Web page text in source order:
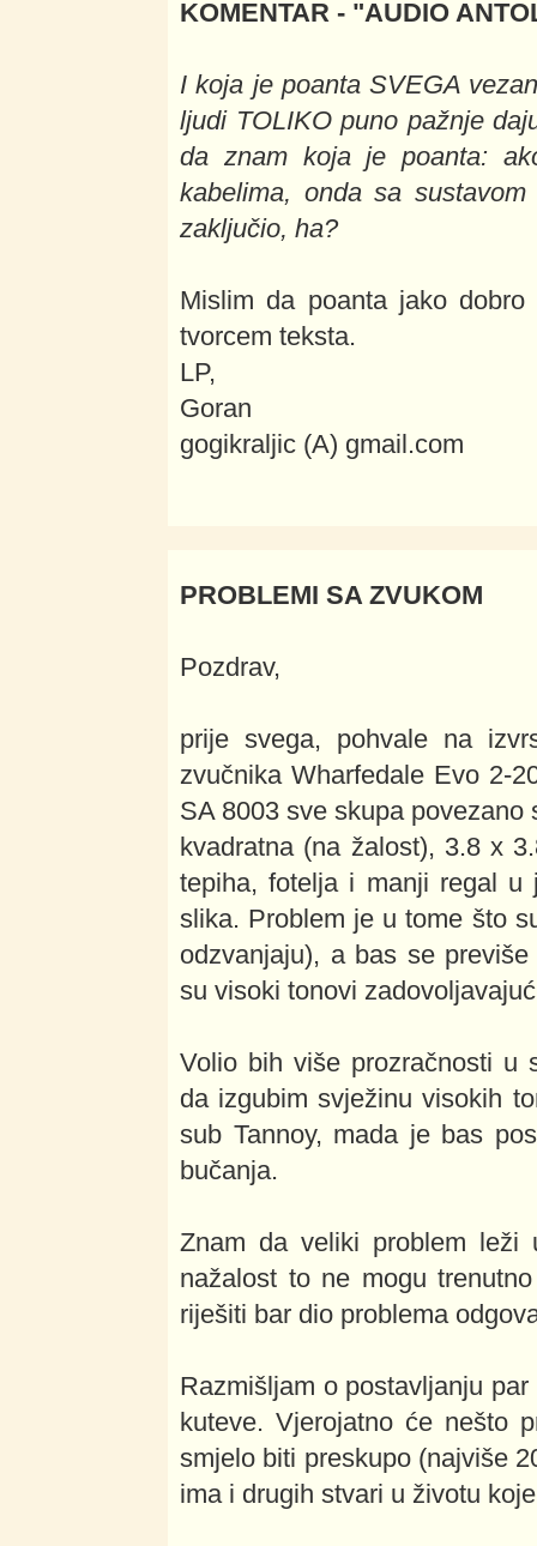
KOMENTAR - "AUDIO
I koja je poanta SVEGA
ljudi TOLIKO puno pažnje
da znam koja je poanta:
kabelima, onda sa
zaključio, ha?
Mislim da poanta jako
tvorcem teksta.
LP,
Goran
gogikraljic (A) gmail.com
PROBLEMI SA ZVUKOM
Pozdrav,
prije svega, pohvale na
zvučnika Wharfedale Evo 2-
SA 8003 sve skupa
kvadratna (na žalost), 3.8 x
tepiha, fotelja i manji regal
slika. Problem je u tome što
odzvanjaju), a bas se
su visoki tonovi
Volio bih više prozračnosti u
da izgubim svježinu visokih
sub Tannoy, mada je bas
bučanja.
Znam da veliki problem leži
nažalost to ne mogu
riješiti bar dio problema
Razmišljam o postavljanju
kuteve. Vjerojatno će nešto
smjelo biti preskupo (najviše
ima i drugih stvari u životu